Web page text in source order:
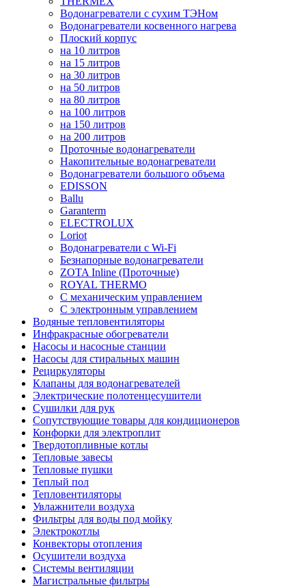
Водонагреватели с сухим ТЭНом
Водонагреватели косвенного нагрева
Плоский корпус
на 10 литров
на 15 литров
на 30 литров
на 50 литров
на 80 литров
на 100 литров
на 150 литров
на 200 литров
Проточные водонагреватели
Накопительные водонагреватели
Водонагреватели большого объема
EDISSON
Ballu
Garanterm
ELECTROLUX
Loriot
Водонагреватели с Wi-Fi
Безнапорные водонагреватели
ZOTA Inline (Проточные)
ROYAL THERMO
С механическим управлением
С электронным управлением
Водяные тепловентиляторы
Инфракрасные обогреватели
Насосы и насосные станции
Насосы для стиральных машин
Рециркуляторы
Клапаны для водонагревателей
Электрические полотенцесушители
Сушилки для рук
Сопутствующие товары для кондиционеров
Конфорки для электроплит
Твердотопливные котлы
Тепловые завесы
Тепловые пушки
Теплый пол
Тепловентиляторы
Увлажнители воздуха
Фильтры для воды под мойку
Электрокотлы
Конвекторы отопления
Осушители воздуха
Системы вентиляции
Магистральные фильтры